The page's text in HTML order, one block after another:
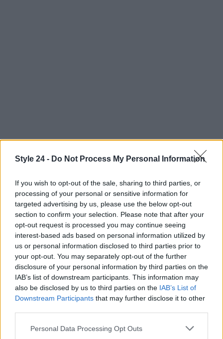
Style 24 - Do Not Process My Personal Information
If you wish to opt-out of the sale, sharing to third parties, or
processing of your personal or sensitive information for
targeted advertising by us, please use the below opt-out
section to confirm your selection. Please note that after your
opt-out request is processed you may continue seeing
interest-based ads based on personal information utilized by
us or personal information disclosed to third parties prior to
your opt-out. You may separately opt-out of the further
disclosure of your personal information by third parties on the
IAB’s list of downstream participants. This information may
also be disclosed by us to third parties on the IAB’s List of
Downstream Participants that may further disclose it to other
Please note that this website/app uses one or more Google
Personal Data Processing Opt Outs
In conclusione, questa selezione di «11 libri più 1»
pretende di racchiudere tutto il dibattito sulla
maternità , ma propone aperture e domande. Il
valore della lettura sta nel suo potere
trasformativo: attraverso storie e riflessioni
possiamo rinegoziare aspettative, riconoscere
ferite e trovare nuove parole per descrivere ciò che
significa essere madre, o non esserlo, nelle nostre
vite.
Susanna Capelli